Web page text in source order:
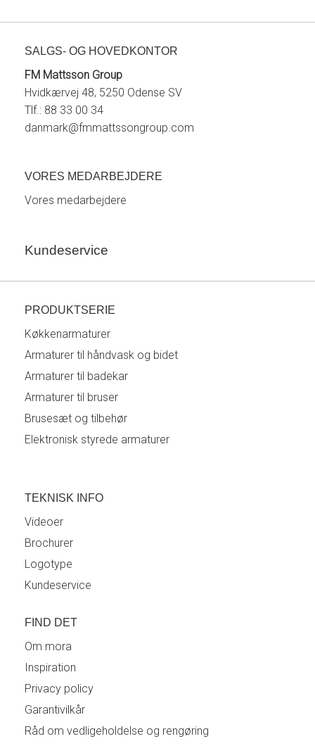
SALGS- OG HOVEDKONTOR
FM Mattsson Group
Hvidkærvej 48, 5250 Odense SV
Tlf.: 88 33 00 34
danmark@fmmattssongroup.com
VORES MEDARBEJDERE
Vores medarbejdere
Kundeservice
PRODUKTSERIE
Køkkenarmaturer
Armaturer til håndvask og bidet
Armaturer til badekar
Armaturer til bruser
Brusesæt og tilbehør
Elektronisk styrede armaturer
TEKNISK INFO
Videoer
Brochurer
Logotype
Kundeservice
FIND DET
Om mora
Inspiration
Privacy policy
Garantivilkår
Råd om vedligeholdelse og rengøring